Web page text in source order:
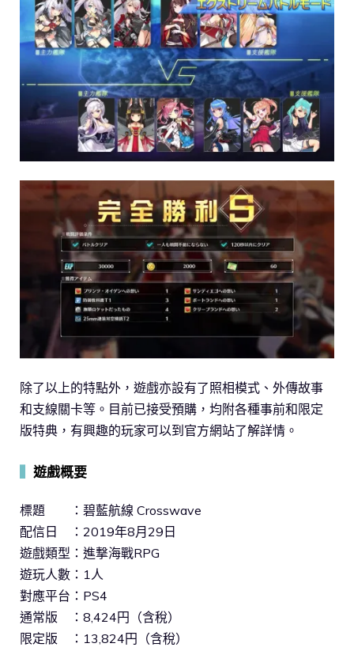
除了以上的特點外，遊戲亦設有了照相模式、外傳故事
和支線關卡等。目前已接受預購，均附各種事前和限定
版特典，有興趣的玩家可以到官方網站了解詳情。
遊戲概要
標題 ：碧藍航線 Crosswave
配信日 ：2019年8月29日
遊戲類型：進撃海戰RPG
遊玩人數：1人
對應平台：PS4
通常版 ：8,424円（含稅）
限定版 ：13,824円（含稅）